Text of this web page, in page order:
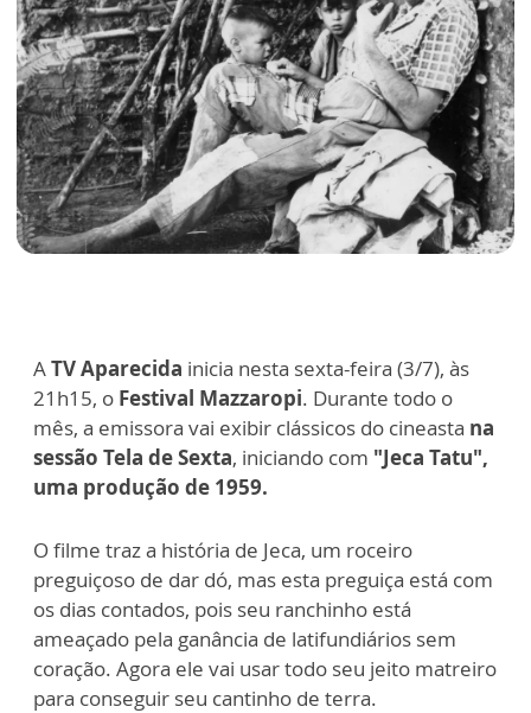
ATV Aparecida inicia nesta sexta-feira (3/7), às
21h15, o Festival Mazzaropi. Durante todo o
mês, a emissora vai exibir clássicos do cineasta na
sessão Tela de Sexta, iniciando com "Jeca Tatu",
uma produção de 1959.
O filme traz a história de Jeca, um roceiro
preguiçoso de dar dó, mas esta preguiça está com
os dias contados, pois seu ranchinho está
ameaçado pela ganância de latifundiários sem
coração. Agora ele vai usar todo seu jeito matreiro
para conseguir seu cantinho de terra.